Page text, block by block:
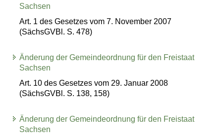
Sachsen
Art. 1 des Gesetzes vom 7. November 2007
(SächsGVBl. S. 478)
Änderung der Gemeindeordnung für den Freistaat
Sachsen
Art. 10 des Gesetzes vom 29. Januar 2008
(SächsGVBl. S. 138, 158)
Änderung der Gemeindeordnung für den Freistaat
Sachsen